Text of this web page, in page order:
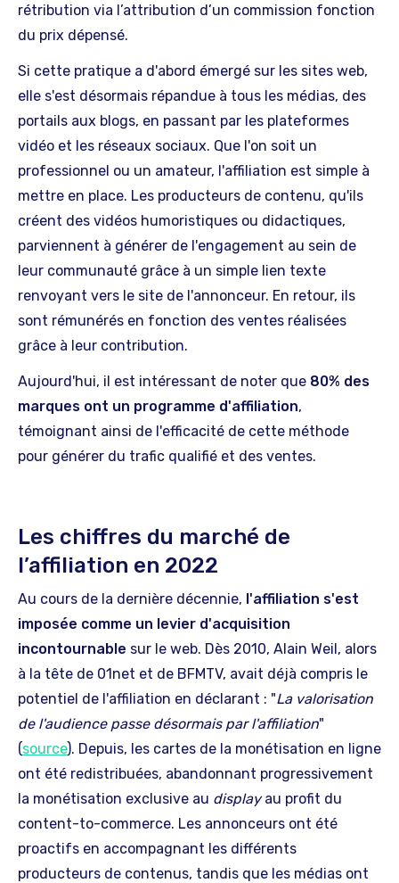
rétribution via l’attribution d’un commission fonction
du prix dépensé.
Si cette pratique a d'abord émergé sur les sites web,
elle s'est désormais répandue à tous les médias, des
portails aux blogs, en passant par les plateformes
vidéo et les réseaux sociaux. Que l'on soit un
professionnel ou un amateur, l'affiliation est simple à
mettre en place. Les producteurs de contenu, qu'ils
créent des vidéos humoristiques ou didactiques,
parviennent à générer de l'engagement au sein de
leur communauté grâce à un simple lien texte
renvoyant vers le site de l'annonceur. En retour, ils
sont rémunérés en fonction des ventes réalisées
grâce à leur contribution.
Aujourd'hui, il est intéressant de noter que 80% des
marques ont un programme d'affiliation,
témoignant ainsi de l'efficacité de cette méthode
pour générer du trafic qualifié et des ventes.
Les chiffres du marché de
l’affiliation en 2022
Au cours de la dernière décennie, l'affiliation s'est
imposée comme un levier d'acquisition
incontournable sur le web. Dès 2010, Alain Weil, alors
à la tête de 01net et de BFMTV, avait déjà compris le
potentiel de l'affiliation en déclarant : "La valorisation
de l'audience passe désormais par l'affiliation"
(source). Depuis, les cartes de la monétisation en ligne
ont été redistribuées, abandonnant progressivement
la monétisation exclusive au displayau profit du
content-to-commerce. Les annonceurs ont été
proactifs en accompagnant les différents
producteurs de contenus, tandis que les médias ont